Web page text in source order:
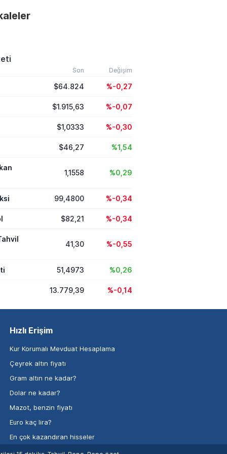
atık miktarını
yeni
Son Değişim
$64.824 %-0,27
$1.915,63 %-0,07
$1,0333 %-0,30
$46,27 %1,54
1,1558 %0,29
99,4800 %-0,34
$82,21 %-0,34
41,30 %-0,55
51,4973 %0,26
13.779,39 %-0,14
Hızlı Erişim
Kur Korumalı Mevduat Hesaplama
Çeyrek altın fiyatı
Gram altın ne kadar?
Dolar ne kadar?
Mazot, benzin fiyatı
Euro kaç lira?
En çok kazandıran hisseler